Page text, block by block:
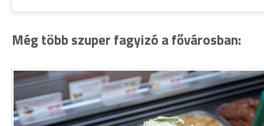
Még több szuper fagyizó a fővárosban: